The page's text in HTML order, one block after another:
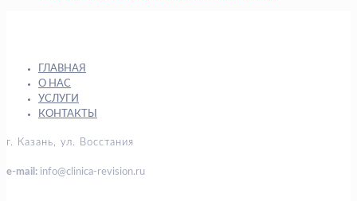
ГЛАВНАЯ
О НАС
УСЛУГИ
КОНТАКТЫ
г. Казань, ул. Восстания
e-mail: info@clinica-revision.ru